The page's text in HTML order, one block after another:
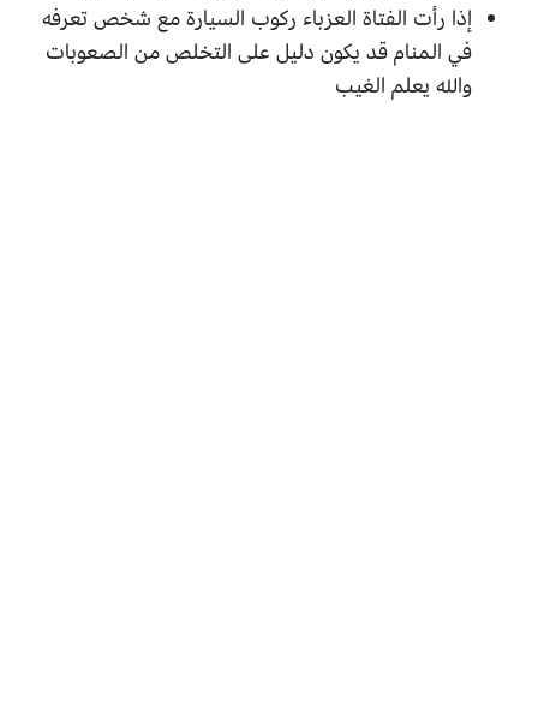
إذا رأت الفتاة العزباء ركوب السيارة مع شخص تعرفه
في المنام قد يكون دليل على التخلص من الصعوبات
والله يعلم الغيب